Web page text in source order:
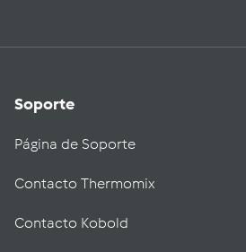
Soporte
Página de Soporte
Contacto Thermomix
Contacto Kobold